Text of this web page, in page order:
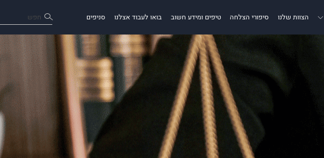
הצוות שלנו סיפורי הצלחה טיפים ומידע חשוב בואו לעבוד אצלנו סניפים חפש